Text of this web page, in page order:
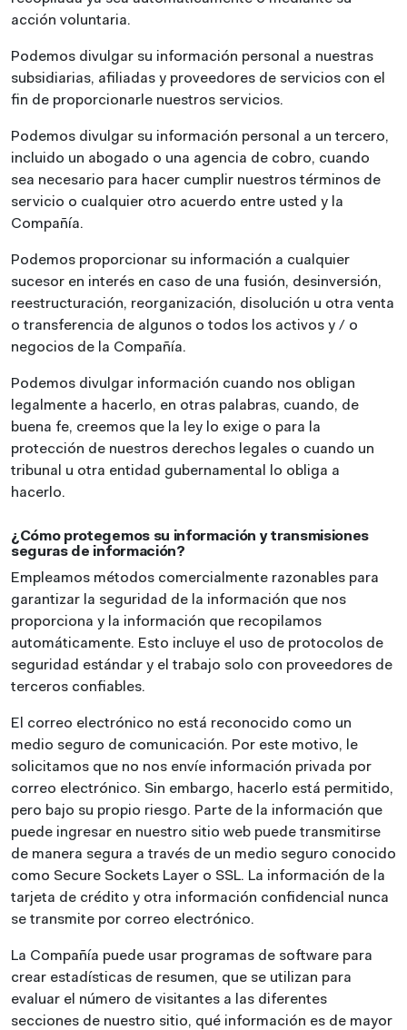
acción voluntaria.
Podemos divulgar su información personal a nuestras
subsidiarias, afiliadas y proveedores de servicios con el
fin de proporcionarle nuestros servicios.
Podemos divulgar su información personal a un tercero,
incluido un abogado o una agencia de cobro, cuando
sea necesario para hacer cumplir nuestros términos de
servicio o cualquier otro acuerdo entre usted y la
Compañía.
Podemos proporcionar su información a cualquier
sucesor en interés en caso de una fusión, desinversión,
reestructuración, reorganización, disolución u otra venta
o transferencia de algunos o todos los activos y / o
negocios de la Compañía.
Podemos divulgar información cuando nos obligan
legalmente a hacerlo, en otras palabras, cuando, de
buena fe, creemos que la ley lo exige o para la
protección de nuestros derechos legales o cuando un
tribunal u otra entidad gubernamental lo obliga a
hacerlo.
¿Cómo protegemos su información y transmisiones
seguras de información?
Empleamos métodos comercialmente razonables para
garantizar la seguridad de la información que nos
proporciona y la información que recopilamos
automáticamente. Esto incluye el uso de protocolos de
seguridad estándar y el trabajo solo con proveedores de
terceros confiables.
El correo electrónico no está reconocido como un
medio seguro de comunicación. Por este motivo, le
solicitamos que no nos envíe información privada por
correo electrónico. Sin embargo, hacerlo está permitido,
pero bajo su propio riesgo. Parte de la información que
puede ingresar en nuestro sitio web puede transmitirse
de manera segura a través de un medio seguro conocido
como Secure Sockets Layer o SSL. La información de la
tarjeta de crédito y otra información confidencial nunca
se transmite por correo electrónico.
La Compañía puede usar programas de software para
crear estadísticas de resumen, que se utilizan para
evaluar el número de visitantes a las diferentes
secciones de nuestro sitio, qué información es de mayor